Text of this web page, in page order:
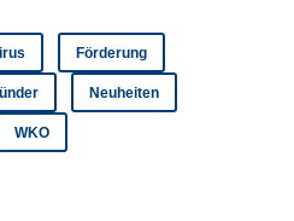
Förderung
Neuheiten
WKO